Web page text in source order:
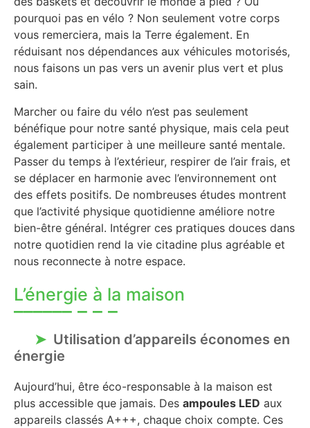
pourquoi pas en vélo ? Non seulement votre corps
vous remerciera, mais la Terre également. En
réduisant nos dépendances aux véhicules motorisés,
nous faisons un pas vers un avenir plus vert et plus
sain.
Marcher ou faire du vélo n’est pas seulement
bénéfique pour notre santé physique, mais cela peut
également participer à une meilleure santé mentale.
Passer du temps à l’extérieur, respirer de l’air frais, et
se déplacer en harmonie avec l’environnement ont
des effets positifs. De nombreuses études montrent
que l’activité physique quotidienne améliore notre
bien-être général. Intégrer ces pratiques douces dans
notre quotidien rend la vie citadine plus agréable et
nous reconnecte à notre espace.
L’énergie à la maison
Utilisation d’appareils économes en
énergie
Aujourd’hui, être éco-responsable à la maison est
plus accessible que jamais. Des ampoules LED aux
appareils classés A+++, chaque choix compte. Ces